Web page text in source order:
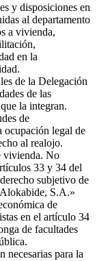
y disposiciones en
al departamento
a vivienda,
en la
de la Delegación
de las
la integran.
de
ocupación legal de
al realojo.
vivienda. No
33 y 34 del
subjetivo de
S.A.»
de
en el artículo 34
de facultades
necesarias para la